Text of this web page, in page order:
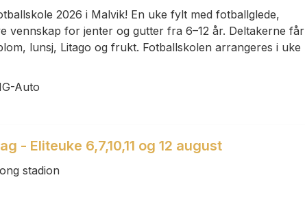
2026 i Malvik! En uke fylt med fotballglede,
vennskap for jenter og gutter fra 6–12 år. Deltakerne får
lunsj, Litago og frukt. Fotballskolen arrangeres i uke
Auto
- Eliteuke 6,7,10,11 og 12 august
stadion